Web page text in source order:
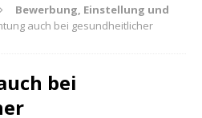
Bewerbung, Einstellung und
auch bei gesundheitlicher
bei